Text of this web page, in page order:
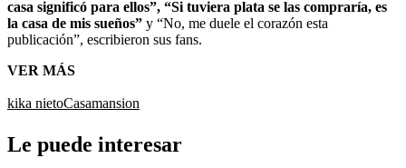
casa significó para ellos”, “Si tuviera plata se las compraría, es
la casa de mis sueños” y “No, me duele el corazón esta
publicación”, escribieron sus fans.
VER MÁS
kika nietoCasamansion
Le puede interesar